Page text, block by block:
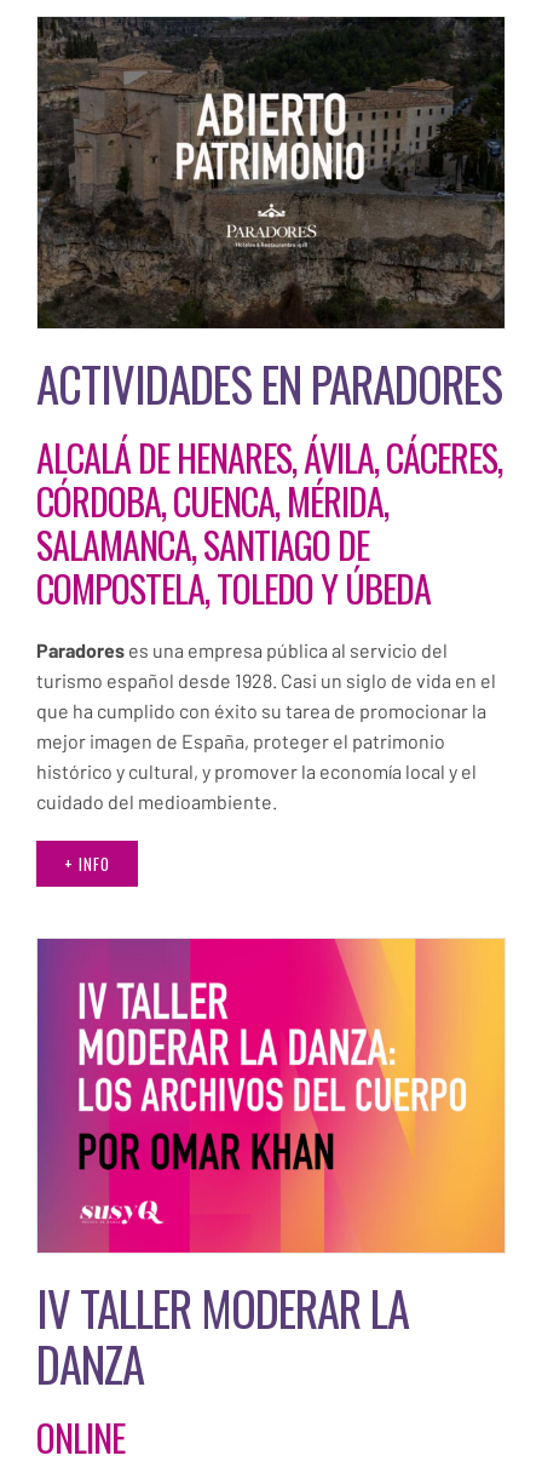
ACTIVIDADES EN PARADORES
ALCALÁ DE HENARES, ÁVILA, CÁCERES,
CÓRDOBA, CUENCA, MÉRIDA,
SALAMANCA, SANTIAGO DE
COMPOSTELA, TOLEDO Y ÚBEDA
Paradores es una empresa pública al servicio del
turismo español desde 1928. Casi un siglo de vida en el
que ha cumplido con éxito su tarea de promocionar la
mejor imagen de España, proteger el patrimonio
histórico y cultural, y promover la economía local y el
cuidado del medioambiente.
+ INFO
IV TALLER MODERAR LA
DANZA
ONLINE